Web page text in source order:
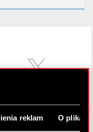
reklam O